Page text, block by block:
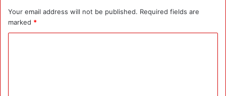
Your email address will not be published. Required fields are
marked *